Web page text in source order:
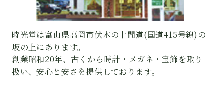
時光堂は富山県高岡市伏木の十間道(国道415号線)の
坂の上にあります。
創業昭和20年、古くから時計・メガネ・宝飾を取り
扱い、安心と安さを提供しております。